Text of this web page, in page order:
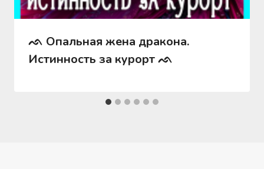
ᨒ Опальная жена дракона.
Истинность за курорт ᨒ